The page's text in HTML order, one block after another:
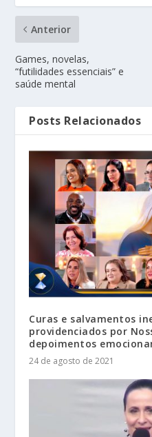
Anterior
Games, novelas,
“futilidades essenciais” e
saúde mental
Posts Relacionados
Curas e salvamentos
providenciados por
depoimentos
24 de agosto de 2021